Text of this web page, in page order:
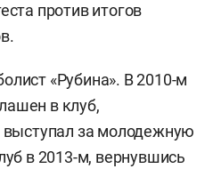
против итогов
«Рубина». В 2010-м
в клуб,
выступал за молодежную
в 2013-м, вернувшись